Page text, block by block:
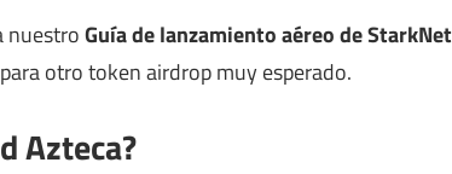
nuestroGuía de lanzamiento aéreo de StarkNet
para otro token airdrop muy esperado.
Azteca?